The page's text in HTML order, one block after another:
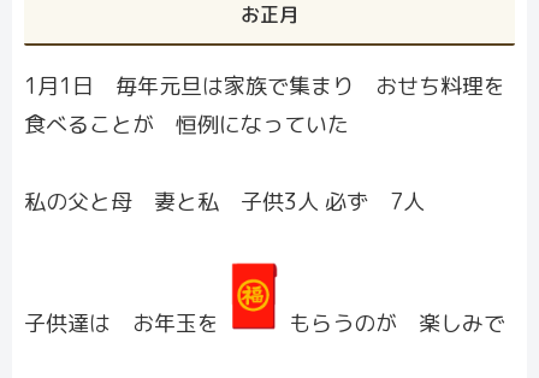
お正月
1月1日 毎年元旦は家族で集まり おせち料理を
食べることが 恒例になっていた
私の父と母 妻と私 子供3人 必ず 7人
子供達は お年玉を もらうのが 楽しみで